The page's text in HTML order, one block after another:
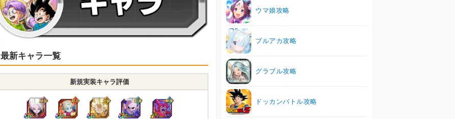
最新キャラ一覧
新規実装キャラ評価
ウマ娘攻略
ブルアカ攻略
グラブル攻略
ドッカンバトル攻略